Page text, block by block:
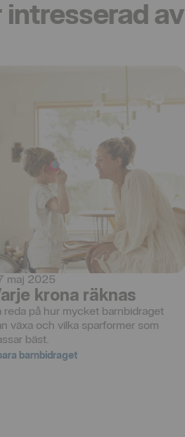
intresserad av
maj 2025
krona räknas
reda på hur mycket barnbidraget
växa och vilka sparformer som
bäst.
barnbidraget